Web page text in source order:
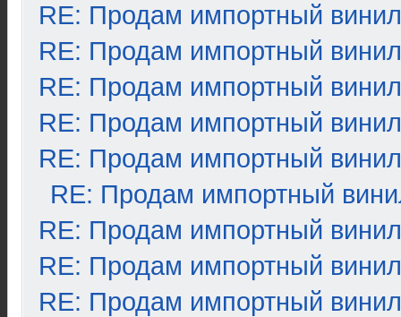
RE: Продам импортный винил
RE: Продам импортный винил
RE: Продам импортный винил
RE: Продам импортный винил
RE: Продам импортный винил
RE: Продам импортный
RE: Продам импортный винил
RE: Продам импортный винил
RE: Продам импортный винил